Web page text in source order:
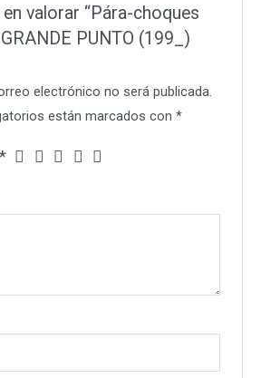
valorar “Pára-choques
PUNTO (199_)
electrónico no será publicada.
están marcados con*
*